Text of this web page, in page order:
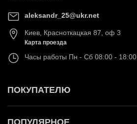
aleksandr_25@ukr.net
Киев Красноткацкая 87, оф 3
Карта проезда
Часы работы Пн - Сб 08:00 - 18:00
ПОКУПАТЕЛЮ
ПОПУЛЯРНОЕ